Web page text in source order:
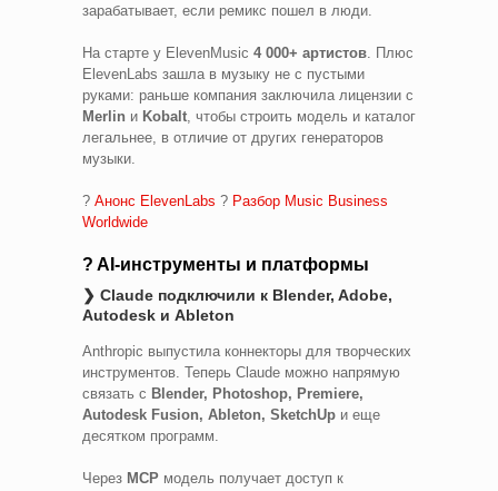
зарабатывает, если ремикс пошел в люди.
На старте у ElevenMusic 4 000+ артистов . Плюс
ElevenLabs зашла в музыку не с пустыми
руками: раньше компания заключила лицензии с
Merlin и Kobalt , чтобы строить модель и каталог
легальнее, в отличие от других генераторов
музыки.
? Анонс ElevenLabs ? Разбор Music Business
Worldwide
? AI-инструменты и платформы
❯ Claude подключили к Blender, Adobe,
Autodesk и Ableton
Anthropic выпустила коннекторы для творческих
инструментов. Теперь Claude можно напрямую
связать с Blender, Photoshop, Premiere,
Autodesk Fusion, Ableton, SketchUp и еще
десятком программ.
Через MCP модель получает доступ к